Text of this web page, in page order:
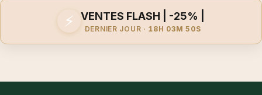
⚡ VENTES FLASH | -25% |
DERNIER JOUR · 18H 03M 50S